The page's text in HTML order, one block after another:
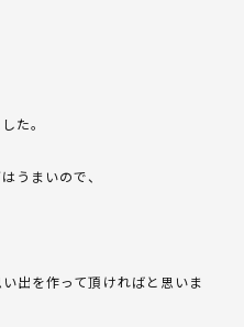
た。
うまいので、
出を作って頂ければと思いま